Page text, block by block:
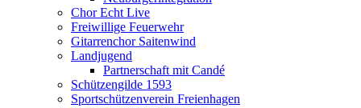
Chor Echt Live
Freiwillige Feuerwehr
Gitarrenchor Saitenwind
Landjugend
Partnerschaft mit Candé
Schützengilde 1593
Sportschützenverein Freienhagen